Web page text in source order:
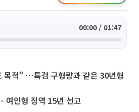
00:00 / 01:47
목적" …특검 구형량과 같은 30년형
여인형 징역 15년 선고